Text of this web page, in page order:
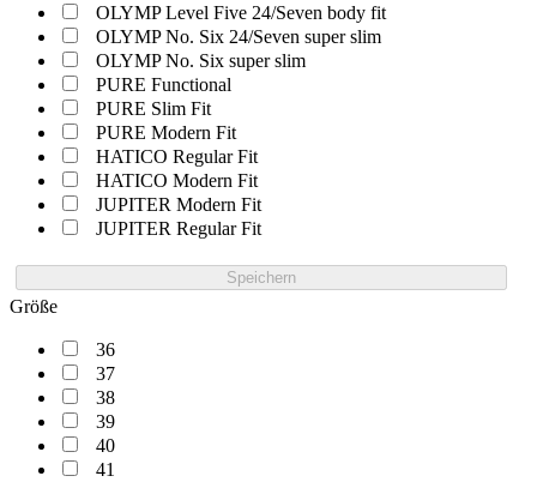
OLYMP Level Five 24/Seven body fit
OLYMP No. Six 24/Seven super slim
OLYMP No. Six super slim
PURE Functional
PURE Slim Fit
PURE Modern Fit
HATICO Regular Fit
HATICO Modern Fit
JUPITER Modern Fit
JUPITER Regular Fit
Speichern
Größe
36
37
38
39
40
41